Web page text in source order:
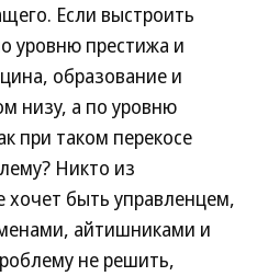
Если выстроить
уровню престижа и
образование и
низу, а по уровню
при таком перекосе
Никто из
хочет быть управленцем,
айтишниками и
не решить,